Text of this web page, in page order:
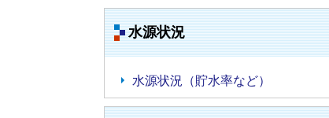
水源状況
水源状況（貯水率など）